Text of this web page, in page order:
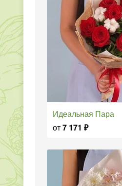
Идеальная Пара
от7 171 ₽